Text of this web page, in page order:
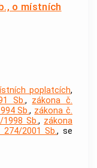
o místních
poplatcích,
Sb., zákona č.
Sb., zákona č.
Sb., zákona
274/2001 Sb., se